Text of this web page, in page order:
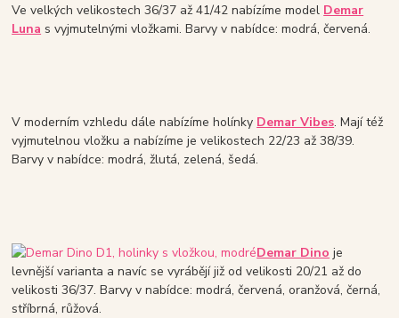
Ve velkých velikostech 36/37 až 41/42 nabízíme model Demar
Luna s vyjmutelnými vložkami. Barvy v nabídce: modrá, červená.
V moderním vzhledu dále nabízíme holínky Demar Vibes. Mají též
vyjmutelnou vložku a nabízíme je velikostech 22/23 až 38/39.
Barvy v nabídce: modrá, žlutá, zelená, šedá.
Demar Dino je
levnější varianta a navíc se vyrábějí již od velikosti 20/21 až do
velikosti 36/37. Barvy v nabídce: modrá, červená, oranžová, černá,
stříbrná, růžová.